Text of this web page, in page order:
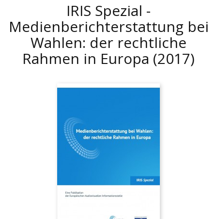
IRIS Spezial -
Medienberichterstattung bei
Wahlen: der rechtliche
Rahmen in Europa (2017)